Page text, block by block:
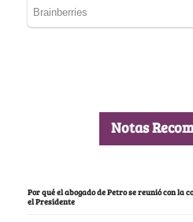
Notas
Por qué el abogado de Petro se reunió con la
el Presidente